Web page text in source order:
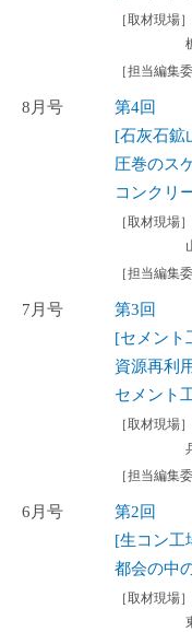
［取材現場］
［担当編集
8月号
第4回
[石灰石鉱
圧巻のス
コンクリ
［取材現場］
［担当編集
7月号
第3回
[セメント
資源再利
セメント
［取材現場］
［担当編集
6月号
第2回
[生コン工
都会の中
［取材現場］